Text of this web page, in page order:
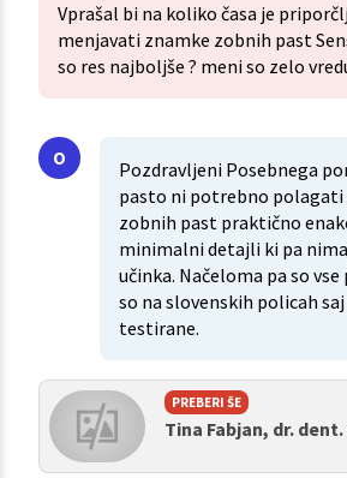
Vprašal bi na koliko časa je
menjavati znamke zobnih past
so res najboljše ? meni so zelo
Pozdravljeni Posebnega
pasto ni potrebno polagati
zobnih past praktično
minimalni detajli ki pa
učinka. Načeloma pa so vse
so na slovenskih policah
testirane.
PREBERI ŠE
Tina Fabjan, dr.